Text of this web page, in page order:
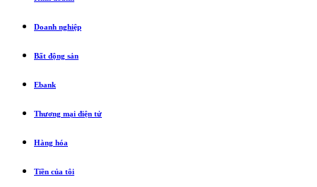
Doanh nghiệp
Bất động sản
Ebank
Thương mại điện tử
Hàng hóa
Tiền của tôi